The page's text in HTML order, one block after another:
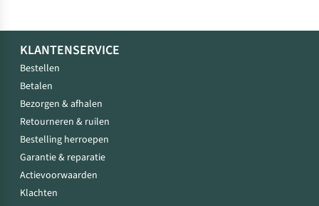
KLANTENSERVICE
Bestellen
Betalen
Bezorgen & afhalen
Retourneren & ruilen
Bestelling herroepen
Garantie & reparatie
Actievoorwaarden
Klachten